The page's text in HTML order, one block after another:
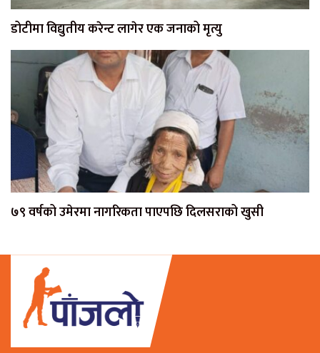
डोटीमा विद्युतीय करेन्ट लागेर एक जनाको मृत्यु
७९ वर्षको उमेरमा नागरिकता पाएपछि दिलसराको खुसी